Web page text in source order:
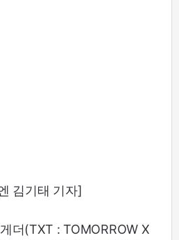
김기태 기자]
더(TXT : TOMORROW X